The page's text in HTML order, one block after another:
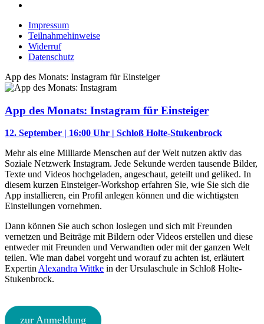
Impressum
Teilnahmehinweise
Widerruf
Datenschutz
App des Monats: Instagram für Einsteiger
App des Monats: Instagram für Einsteiger
12. September | 16:00 Uhr | Schloß Holte-Stukenbrock
Mehr als eine Milliarde Menschen auf der Welt nutzen aktiv das
Soziale Netzwerk Instagram. Jede Sekunde werden tausende Bilder,
Texte und Videos hochgeladen, angeschaut, geteilt und geliked. In
diesem kurzen Einsteiger-Workshop erfahren Sie, wie Sie sich die
App installieren, ein Profil anlegen können und die wichtigsten
Einstellungen vornehmen.
Dann können Sie auch schon loslegen und sich mit Freunden
vernetzen und Beiträge mit Bildern oder Videos erstellen und diese
entweder mit Freunden und Verwandten oder mit der ganzen Welt
teilen. Wie man dabei vorgeht und worauf zu achten ist, erläutert
ExpertinAlexandra Wittke in der Ursulaschule in Schloß Holte-
Stukenbrock.
zur Anmeldung